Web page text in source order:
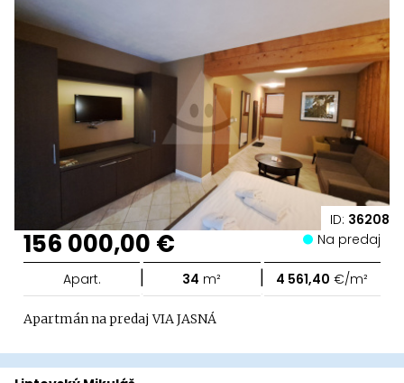
ID: 36208
156 000,00 € Na predaj
Apart. | 34 m² | 4 561,40 €/m²
Apartmán na predaj VIA JASNÁ